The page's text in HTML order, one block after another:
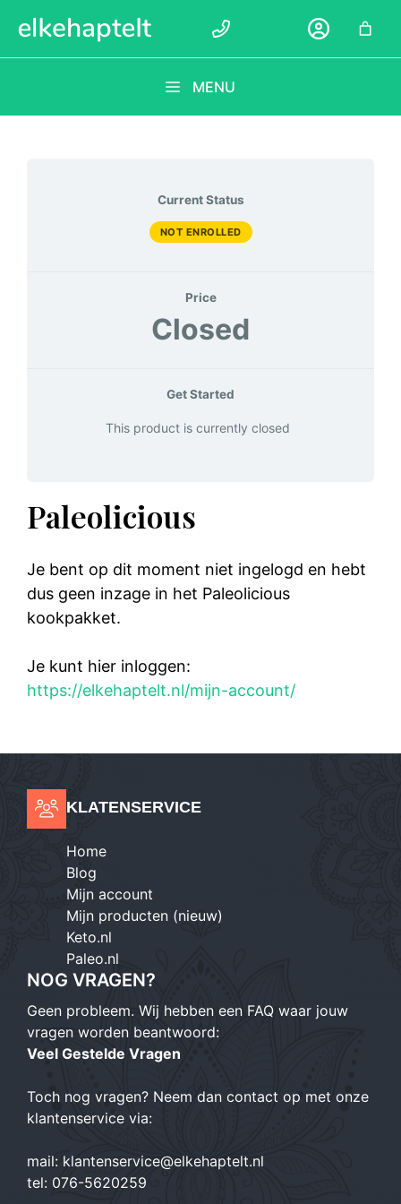
naar
de
MENU
Current Status
NOT ENROLLED
Price
Closed
Get Started
This product is currently closed
Paleolicious
Je bent op dit moment niet ingelogd en hebt
dus geen inzage in het Paleolicious
kookpakket.
Je kunt hier inloggen:
https://elkehaptelt.nl/mijn-account/
KLATENSERVICE
Home
Blog
Mijn account
Mijn producten (nieuw)
Keto.nl
Paleo.nl
NOG VRAGEN?
Geen probleem. Wij hebben een FAQ waar jouw
vragen worden beantwoord:
Veel Gestelde Vragen
Toch nog vragen? Neem dan contact op met onze
klantenservice via:
mail: klantenservice@elkehaptelt.nl
tel: 076-5620259